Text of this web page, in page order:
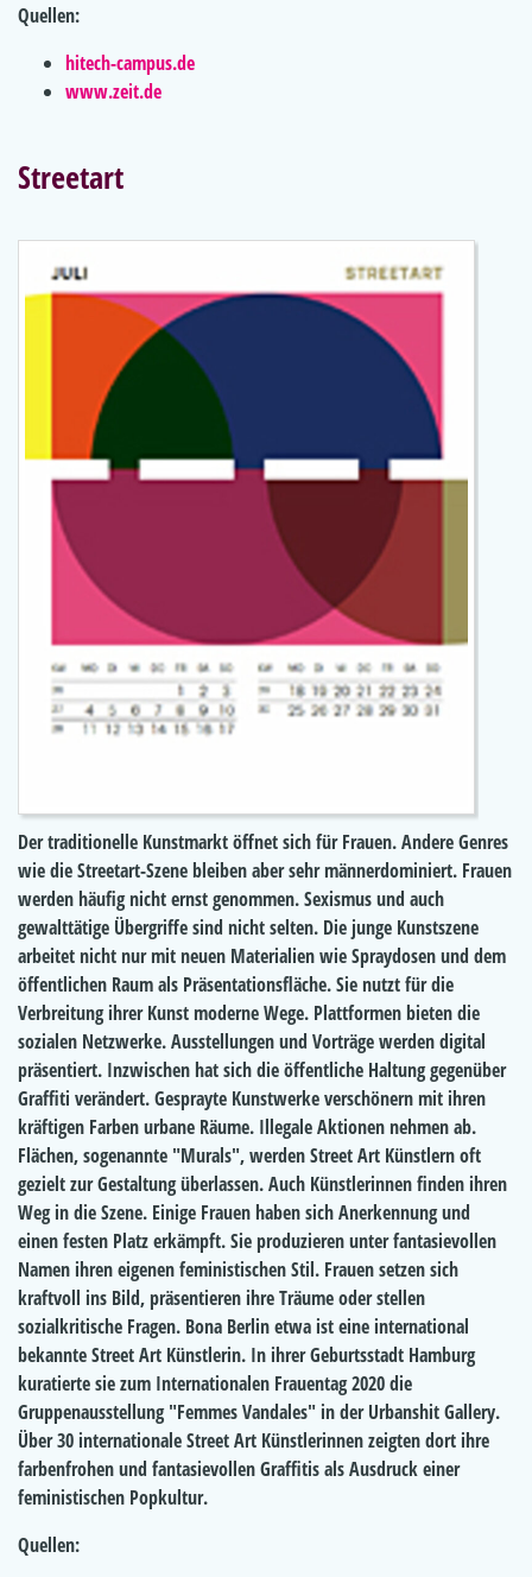
Quellen:
hitech-campus.de
www.zeit.de
Streetart
Der traditionelle Kunstmarkt öffnet sich für Frauen. Andere Genres
wie die Streetart-Szene bleiben aber sehr männerdominiert. Frauen
werden häufig nicht ernst genommen. Sexismus und auch
gewalttätige Übergriffe sind nicht selten. Die junge Kunstszene
arbeitet nicht nur mit neuen Materialien wie Spraydosen und dem
öffentlichen Raum als Präsentationsfläche. Sie nutzt für die
Verbreitung ihrer Kunst moderne Wege. Plattformen bieten die
sozialen Netzwerke. Ausstellungen und Vorträge werden digital
präsentiert. Inzwischen hat sich die öffentliche Haltung gegenüber
Graffiti verändert. Gesprayte Kunstwerke verschönern mit ihren
kräftigen Farben urbane Räume. Illegale Aktionen nehmen ab.
Flächen, sogenannte "Murals", werden Street Art Künstlern oft
gezielt zur Gestaltung überlassen. Auch Künstlerinnen finden ihren
Weg in die Szene. Einige Frauen haben sich Anerkennung und
einen festen Platz erkämpft. Sie produzieren unter fantasievollen
Namen ihren eigenen feministischen Stil. Frauen setzen sich
kraftvoll ins Bild, präsentieren ihre Träume oder stellen
sozialkritische Fragen. Bona Berlin etwa ist eine international
bekannte Street Art Künstlerin. In ihrer Geburtsstadt Hamburg
kuratierte sie zum Internationalen Frauentag 2020 die
Gruppenausstellung "Femmes Vandales" in der Urbanshit Gallery.
Über 30 internationale Street Art Künstlerinnen zeigten dort ihre
farbenfrohen und fantasievollen Graffitis als Ausdruck einer
feministischen Popkultur.
Quellen: